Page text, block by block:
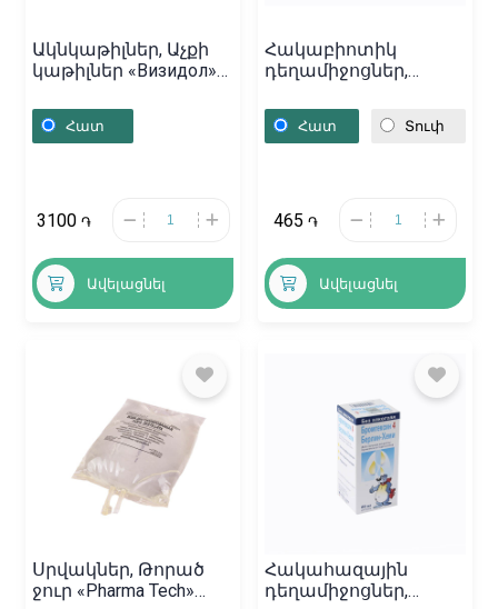
Ակնկաթիլներ, Աչքի
կաթիլներ «Визидол»
Հատ
3100 ֏
Ավելացնել
Հակաբիոտիկ
դեղամիջոցներ,
500մգ, Կիպրոս
Հատ Տուփ
465 ֏
Ավելացնել
Սրվակներ, Թորած
ջուր «Pharma Tech»
Հակահազային
դեղամիջոցներ,